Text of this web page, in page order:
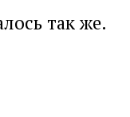
так же.